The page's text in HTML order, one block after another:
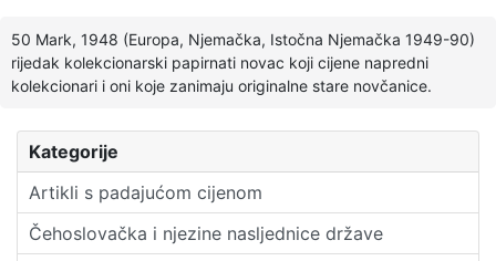
Kategorije
Artikli s padajućom cijenom
Čehoslovačka i njezine nasljednice države
50 Mark, 1948 (Europa, Njemačka, Istočna Njemačka 1949-90)
rijedak kolekcionarski papirnati novac koji cijene napredni
kolekcionari i oni koje zanimaju originalne stare novčanice.